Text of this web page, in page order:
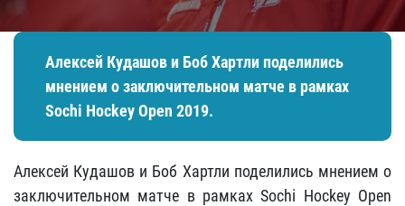
Алексей Кудашов и Боб Хартли поделились
мнением о заключительном матче в рамках
Sochi Hockey Open 2019.
Алексей Кудашов и Боб Хартли поделились мнением о
заключительном матче в рамках Sochi Hockey Open